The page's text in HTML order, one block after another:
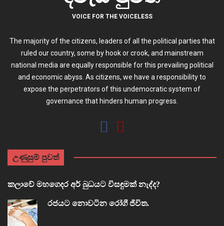
VOICE FOR THE VOICELESS
The majority of the citizens, leaders of all the political parties that
ruled our country, some by hook or crook, and mainstream
national media are equally responsible for this prevailing political
and economic abyss. As citizens, we have a responsibility to
expose the perpetrators of this undemocratic system of
governance that hinders human progress.
උණුසුම් පුවත්
කලාවේ මහගෙදර අර් බුධයට විසඳුමක් නැද්ද?
රජයට නොවටින රෝගී ජීවිත.